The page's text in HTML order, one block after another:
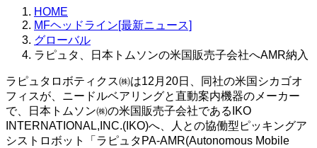
HOME
MFヘッドライン[最新ニュース]
グローバル
ラピュタ、日本トムソンの米国販売子会社へAMR納入
ラピュタロボティクス㈱は12月20日、同社の米国シカゴオ
フィスが、ニードルベアリングと直動案内機器のメーカー
で、日本トムソン㈱の米国販売子会社であるIKO
INTERNATIONAL,INC.(IKO)へ、人との協働型ピッキングア
シストロボット「ラピュタPA-AMR(Autonomous Mobile